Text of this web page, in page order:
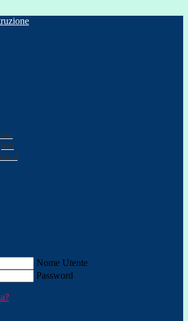
Nome Utente
Password